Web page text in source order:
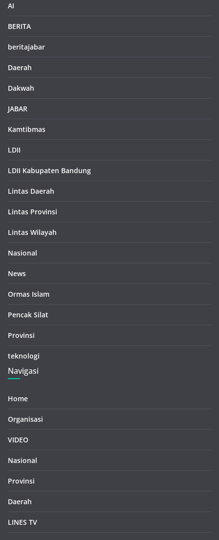
AI
BERITA
beritajabar
Daerah
Dakwah
JABAR
Kamtibmas
LDII
LDII Kabupaten Bandung
Lintas Daerah
Lintas Provinsi
Lintas Wilayah
Nasional
News
Ormas Islam
Pencak Silat
Provinsi
teknologi
Navigasi
Home
Organisasi
VIDEO
Nasional
Provinsi
Daerah
LINES TV